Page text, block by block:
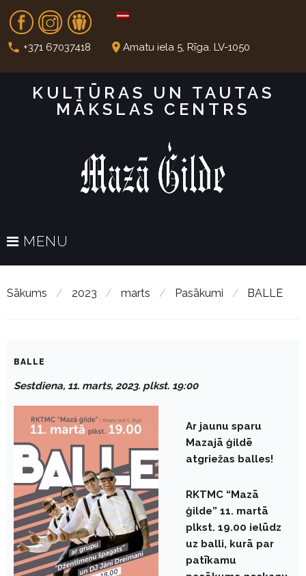
t
Fb In Dr
call +371 67037418 place Amatu iela 5, Rīga. LV-1050
KULTŪRAS UN TAUTAS
MĀKSLAS CENTRS
MENU
Sākums / 2023 / marts / Pasākumi / BALLE
BALLE
Sestdiena, 11. marts, 2023. plkst. 19:00
Ar jaunu sparu
Mazajā ģildē
atgriežas balles!
RKTMC “Mazā
ģilde” 11. martā
plkst. 19.00 ielūdz
uz balli, kurā par
patīkamu